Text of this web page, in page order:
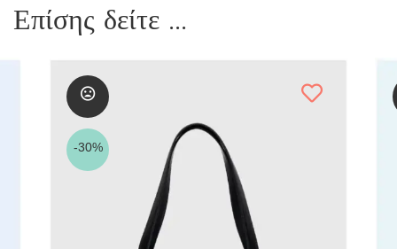
Επίσης δείτε ...
-30%